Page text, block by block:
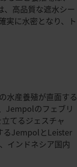
、高品質な遮水シー
実に水密となり、ト
水産養殖が直面する
Jempolのフェブリ
てるジェスチャ
るJempolとLeister
インドネシア国内